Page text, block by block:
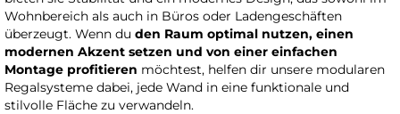
Wohnbereich als auch in Büros oder Ladengeschäften
überzeugt. Wenn du den Raum optimal nutzen, einen
modernen Akzent setzen und von einer einfachen
Montage profitieren möchtest, helfen dir unsere modularen
Regalsysteme dabei, jede Wand in eine funktionale und
stilvolle Fläche zu verwandeln.